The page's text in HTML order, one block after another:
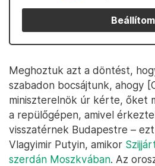
Beállítom
Meghoztuk azt a döntést,
szabadon bocsájtunk, ahogy
miniszterelnök úr kérte, őket
a repülőgépen, amivel
visszatérnek Budapestre –
Vlagyimir Putyin, amikor
szerdán Moszkvában. Az